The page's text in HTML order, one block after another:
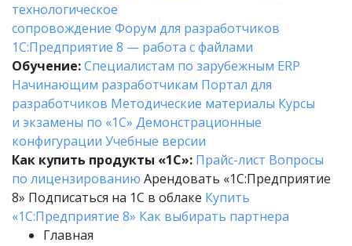
технологическое
сопровождение Форум для разработчиков
1С:Предприятие 8 — работа с файлами
Обучение:Cпециалистам по зарубежным ERP
Начинающим разработчикам Портал для
разработчиков Методические материалы Курсы
и экзамены по «1С» Демонстрационные
конфигурации Учебные версии
Как купить продукты «1С»: Прайс-лист Вопросы
по лицензированию Арендовать «1С:Предприятие
8» Подписаться на 1С в облаке Купить
«1С:Предприятие 8» Как выбирать партнера
Главная